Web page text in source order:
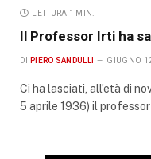
LETTURA 1 MIN.
Il Professor Irti ha
DI PIERO SANDULLI GIUGNO
Ci ha lasciati, all’età di
5 aprile 1936) il